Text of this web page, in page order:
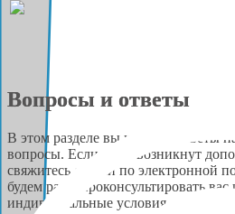
Вопросы и ответы
В этом разделе вы найдёте ответы
вопросы. Если у вас возникнут
свяжитесь с нами по электронной
будем рады проконсультировать
индивидуальные условия